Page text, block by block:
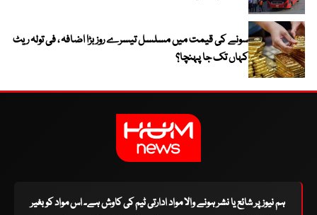
سونے کی قیمت میں مسلسل تیسرے روز بڑا اضافہ ، فی تولہ ریٹ
کہاں تک جا پہنچا؟
ہم نیوز پر شائع یا نشر ہونے والا مواد ادارتی ٹیم کی کاوش ہے۔ اس مواد کو بغیر